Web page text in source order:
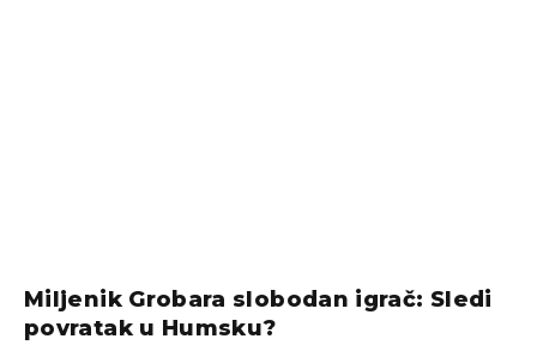
Miljenik Grobara slobodan igrač: Sledi
povratak u Humsku?